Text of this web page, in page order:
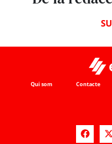
Qui som Contacte